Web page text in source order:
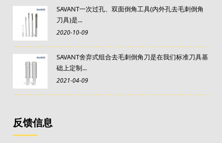
SAVANT一次过孔、双面倒角工具(内外孔去毛刺倒角
刀具)是...
2020-10-09
SAVANT舍弃式组合去毛刺倒角刀是在我们标准刀具基
础上定制...
2021-04-09
反馈信息